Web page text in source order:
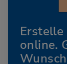
online.